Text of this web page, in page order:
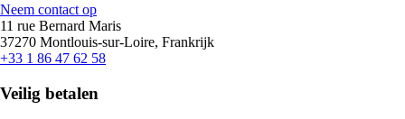
Neem contact op
11 rue Bernard Maris
37270 Montlouis-sur-Loire, Frankrijk
+33 1 86 47 62 58
Veilig betalen